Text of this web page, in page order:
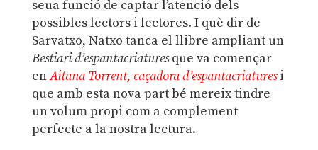
seua funció de captar l’atenció dels
possibles lectors i lectores. I què dir de
Sarvatxo, Natxo tanca el llibre ampliant un
Bestiari d’espantacriaturesque va començar
enAitana Torrent, caçadora d’espantacriaturesi
que amb esta nova part bé mereix tindre
un volum propi com a complement
perfecte a la nostra lectura.